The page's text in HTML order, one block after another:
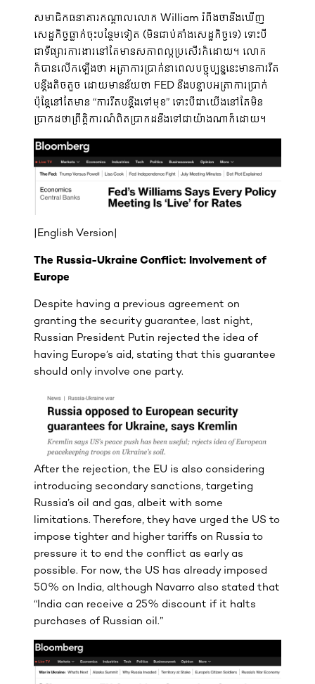
សមាជិកធនាគារកណ្តាលលោក William រំពឹងថានឹងឃើញ
សេដ្ឋកិច្ចធ្លាក់ចុះបន្ថែមទៀត (មិនជាប់គាំងសេដ្ឋកិច្ចទេ) ទោះបី
ជាទីផ្សារការងារនៅតែមានសភាពល្អប្រសើរក៏ដោយ។ លោក
ក៏បានលើកឡើងថា អត្រាការប្រាក់នាពេលបច្ចុប្បន្ននេះ​មានការរឹត
បន្តឹងតិចតួច ដោយមានន័យថា FED នឹងបន្ទាបអត្រាការប្រាក់
ប៉ុន្តែនៅតែមាន “ការរឹតបន្តឹងទៅមុខ” ទោះបីជាយើងនៅតែមិន
ប្រាកដថាព្រឹត្តិការណ៍ពិតប្រាកដនឹងទៅជាយ៉ាងណាក៏ដោយ។
|English Version|
The Russia-Ukraine Conflict: Involvement of
Europe
Despite having a previous agreement on
granting the security guarantee, last night,
Russian President Putin rejected the idea of
having Europe’s aid, stating that this guarantee
should only involve one party.
After the rejection, the EU is also considering
introducing secondary sanctions, targeting
Russia’s oil and gas, albeit with some
limitations. Therefore, they have urged the US to
impose tighter and higher tariffs on Russia to
pressure it to end the conflict as early as
possible. For now, the US has already imposed
50% on India, although Navarro also stated that
“India can receive a 25% discount if it halts
purchases of Russian oil.”